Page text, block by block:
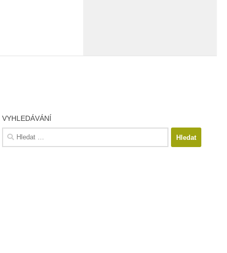
VYHLEDÁVÁNÍ
Vyhledávání